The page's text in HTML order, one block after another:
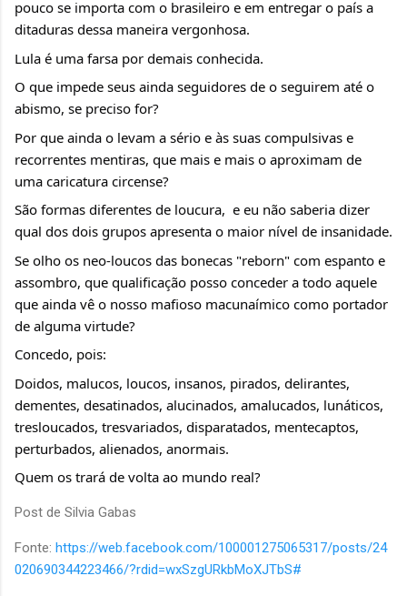
pouco se importa com o brasileiro e em entregar o país a
ditaduras dessa maneira vergonhosa.
Lula é uma farsa por demais conhecida.
O que impede seus ainda seguidores de o seguirem até o
abismo, se preciso for?
Por que ainda o levam a sério e às suas compulsivas e
recorrentes mentiras, que mais e mais o aproximam de
uma caricatura circense?
São formas diferentes de loucura,  e eu não saberia dizer
qual dos dois grupos apresenta o maior nível de insanidade.
Se olho os neo-loucos das bonecas "reborn" com espanto e
assombro, que qualificação posso conceder a todo aquele
que ainda vê o nosso mafioso macunaímico como portador
de alguma virtude?
Concedo, pois:
Doidos, malucos, loucos, insanos, pirados, delirantes,
dementes, desatinados, alucinados, amalucados, lunáticos,
tresloucados, tresvariados, disparatados, mentecaptos,
perturbados, alienados, anormais.
Quem os trará de volta ao mundo real?
Post de Silvia Gabas
Fonte: https://web.facebook.com/100001275065317/posts/24
020690344223466/?rdid=wxSzgURkbMoXJTbS#